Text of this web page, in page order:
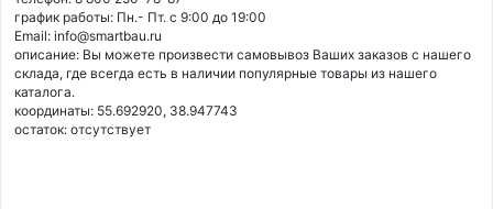
график работы: Пн.- Пт. с 9:00 до 19:00
Email: info@smartbau.ru
описание: Вы можете произвести самовывоз Ваших заказов с нашего
склада, где всегда есть в наличии популярные товары из нашего
каталога.
координаты: 55.692920, 38.947743
остаток: отсутствует